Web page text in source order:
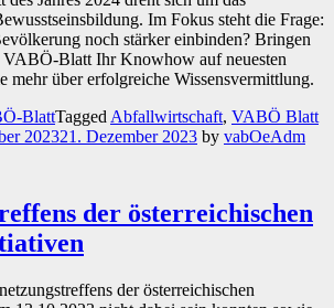
Im Fokus steht die Frage:
noch stärker einbinden? Bringen
VABÖ-Blatt Ihr Knowhow auf neuesten
mehr über erfolgreiche Wissensvermittlung.
BlattTagged Abfallwirtschaft, VABÖ Blatt
202321. Dezember 2023 by vabOeAdm
der österreichischen
der österreichischen